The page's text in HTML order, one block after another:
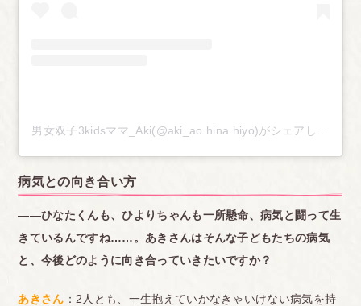
病気との向き合い方
――ひなたくんも、ひよりちゃんも一所懸命、病気と闘って生
きているんですね……。 あきさんはそんな子どもたちの病気
と、今後どのように向き合っていきたいですか？
あきさん ：2人とも、一生抱えていかなきゃいけない病気を持